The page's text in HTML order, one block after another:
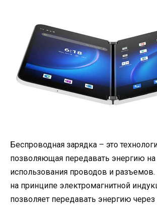
Беспроводная зарядка – это
позволяющая передавать энергию на
использования проводов и
на принципе электромагнитной
позволяет передавать энергию